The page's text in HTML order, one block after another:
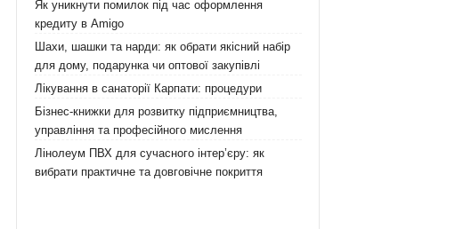
Як уникнути помилок під час оформлення
кредиту в Amigo
Шахи, шашки та нарди: як обрати якісний набір
для дому, подарунка чи оптової закупівлі
Лікування в санаторії Карпати: процедури
Бізнес-книжки для розвитку підприємництва,
управління та професійного мислення
Лінолеум ПВХ для сучасного інтер’єру: як
вибрати практичне та довговічне покриття